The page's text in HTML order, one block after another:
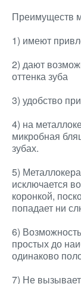
Преимуществ
1) имеют
2) дают
оттенка зуба
3) удобство
4) на
микробная
зубах.
5)
исключается
коронкой,
попадает ни
6)
простых до
одинаково
7) Не